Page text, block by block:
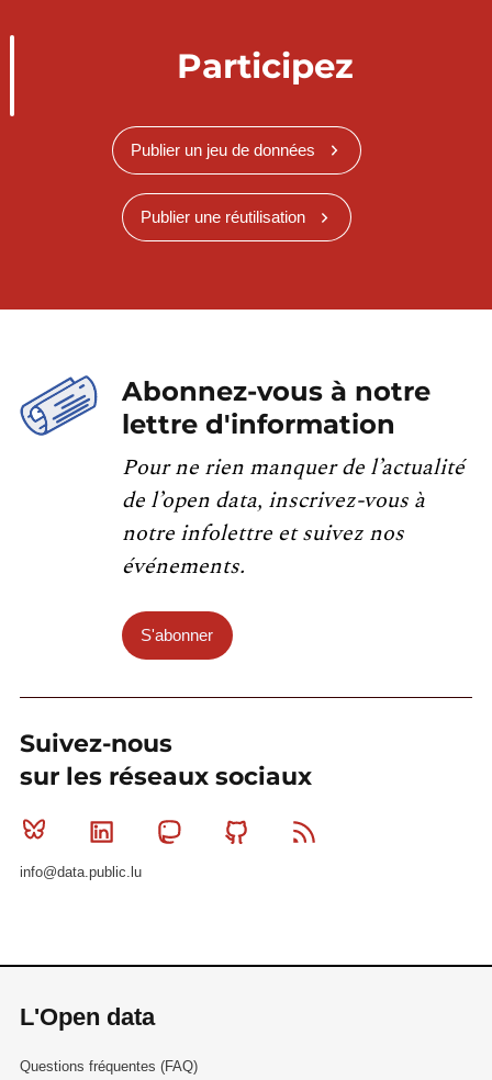
Participez
Publier un jeu de données
Publier une réutilisation
Abonnez-vous à notre
lettre d'information
Pour ne rien manquer de l’actualité
de l’open data, inscrivez-vous à
notre infolettre et suivez nos
événements.
S'abonner
Suivez-nous
sur les réseaux sociaux
Bluesky Linkedin MastodonGithub
info@data.public.lu
L'Open data
Questions fréquentes (FAQ)